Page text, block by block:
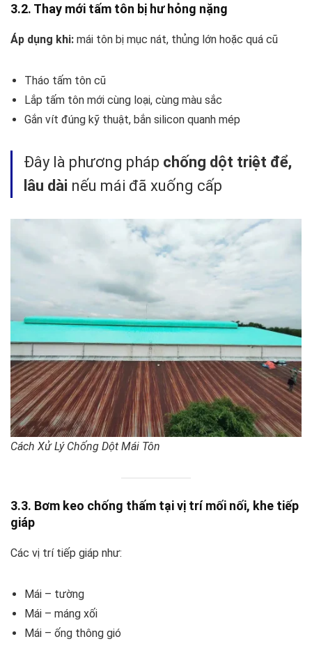
3.2. Thay mới tấm tôn bị hư hỏng nặng
Áp dụng khi: mái tôn bị mục nát, thủng lớn hoặc quá cũ
Tháo tấm tôn cũ
Lắp tấm tôn mới cùng loại, cùng màu sắc
Gắn vít đúng kỹ thuật, bắn silicon quanh mép
Đây là phương pháp chống dột triệt để,
lâu dài nếu mái đã xuống cấp
Cách Xử Lý Chống Dột Mái Tôn
3.3. Bơm keo chống thấm tại vị trí mối nối, khe tiếp
giáp
Các vị trí tiếp giáp như:
Mái – tường
Mái – máng xối
Mái – ống thông gió